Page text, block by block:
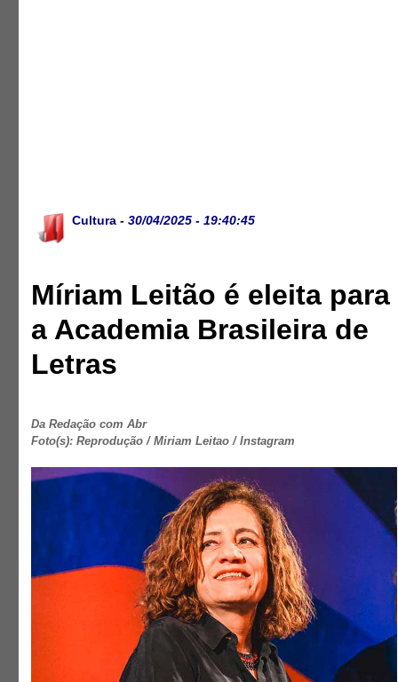
Cultura - 30/04/2025 - 19:40:45
Míriam Leitão é eleita para
a Academia Brasileira de
Letras
Da Redação com Abr
Foto(s): Reprodução / Miriam Leitao / Instagram